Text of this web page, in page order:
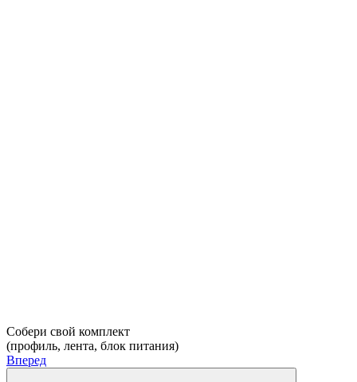
Собери свой комплект
(профиль, лента, блок питания)
Вперед